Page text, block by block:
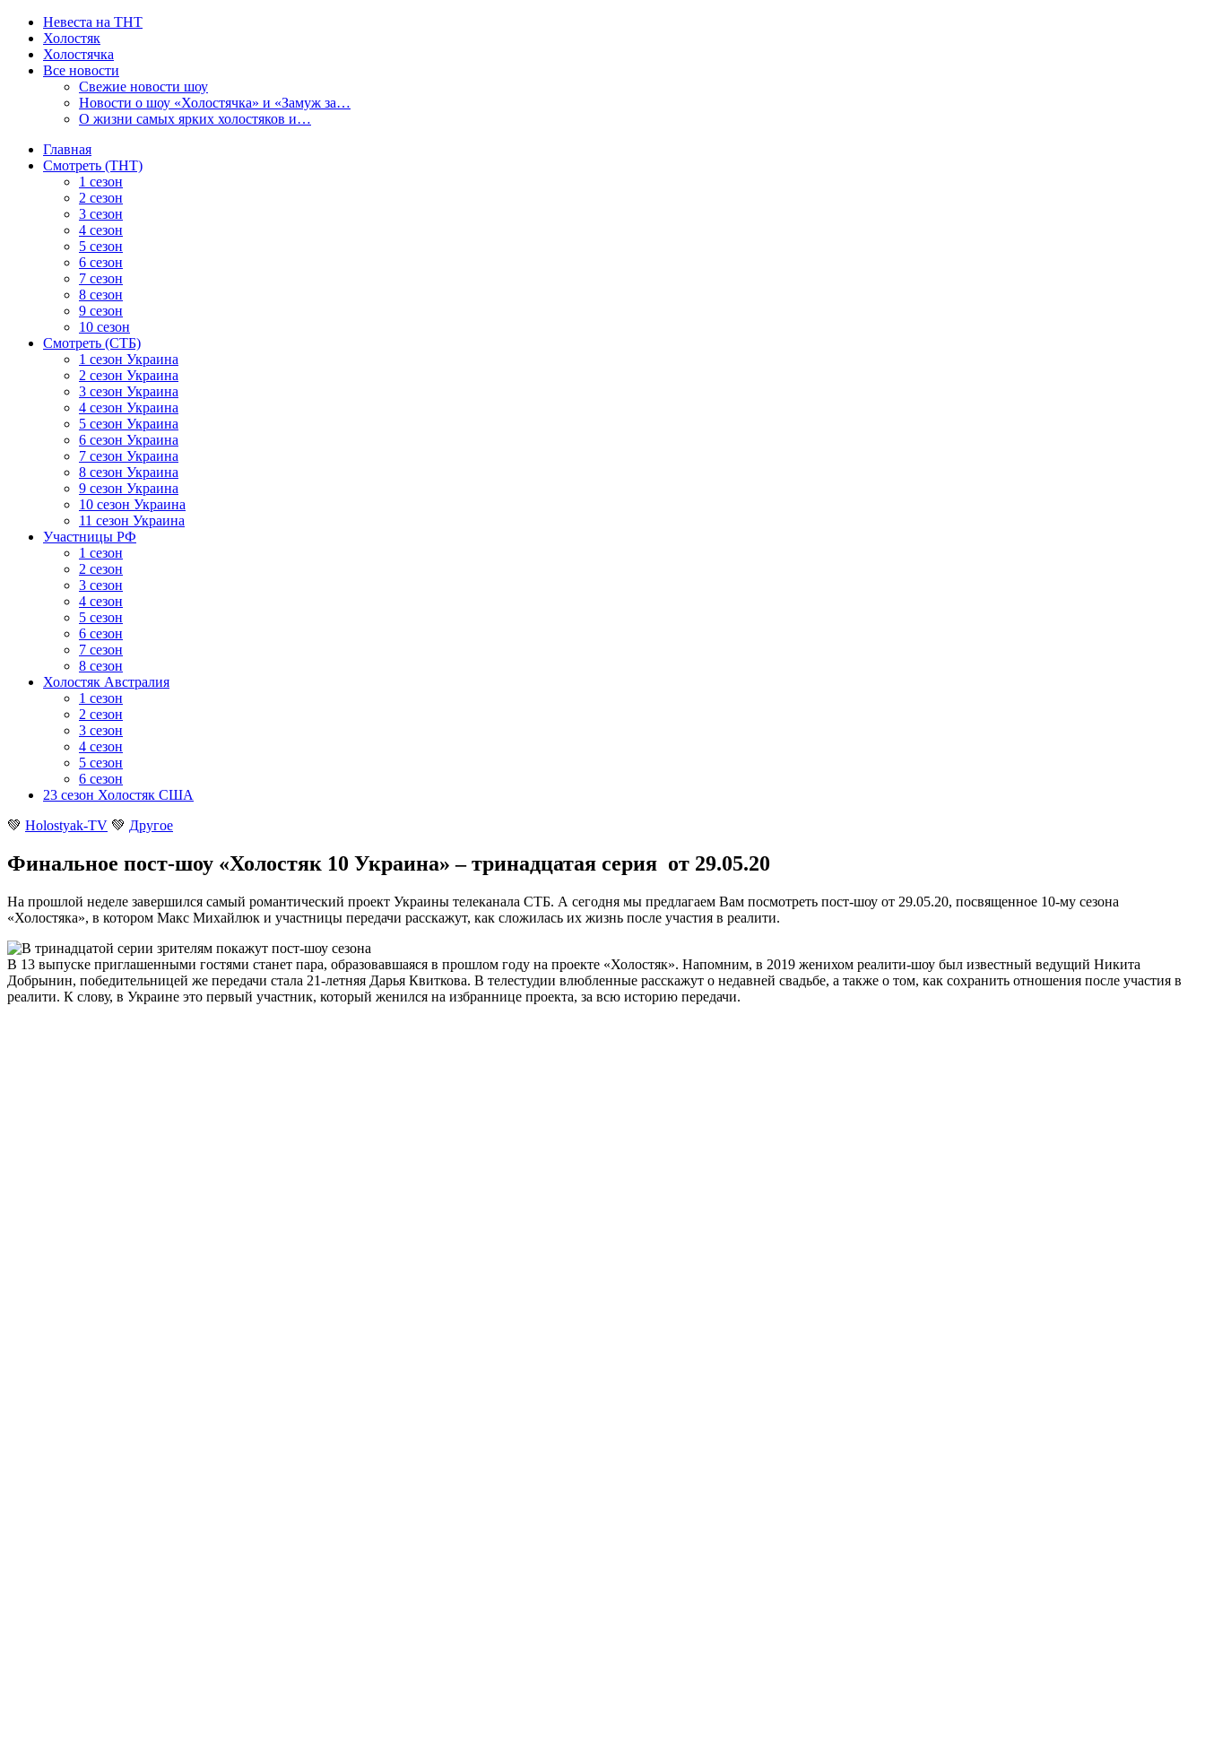
Невеста на ТНТ
Холостяк
Холостячка
Все новости
Свежие новости шоу
Новости о шоу «Холостячка» и «Замуж за…
О жизни самых ярких холостяков и…
Главная
Смотреть (ТНТ)
1 сезон
2 сезон
3 сезон
4 сезон
5 сезон
6 сезон
7 сезон
8 сезон
9 сезон
10 сезон
Смотреть (СТБ)
1 сезон Украина
2 сезон Украина
3 сезон Украина
4 сезон Украина
5 сезон Украина
6 сезон Украина
7 сезон Украина
8 сезон Украина
9 сезон Украина
10 сезон Украина
11 сезон Украина
Участницы РФ
1 сезон
2 сезон
3 сезон
4 сезон
5 сезон
6 сезон
7 сезон
8 сезон
Холостяк Австралия
1 сезон
2 сезон
3 сезон
4 сезон
5 сезон
6 сезон
23 сезон Холостяк США
💚 Holostyak-TV 💚 Другое
Финальное пост-шоу «Холостяк 10 Украина» – тринадцатая серия от 29.05.20
На прошлой неделе завершился самый романтический проект Украины телеканала СТБ. А сегодня мы предлагаем Вам посмотреть пост-шоу от 29.05.20, посвященное 10-му сезона
«Холостяка», в котором Макс Михайлюк и участницы передачи расскажут, как сложилась их жизнь после участия в реалити.
В 13 выпуске приглашенными гостями станет пара, образовавшаяся в прошлом году на проекте «Холостяк». Напомним, в 2019 женихом реалити-шоу был известный ведущий Никита
Добрынин, победительницей же передачи стала 21-летняя Дарья Квиткова. В телестудии влюбленные расскажут о недавней свадьбе, а также о том, как сохранить отношения после участия в
реалити. К слову, в Украине это первый участник, который женился на избраннице проекта, за всю историю передачи.